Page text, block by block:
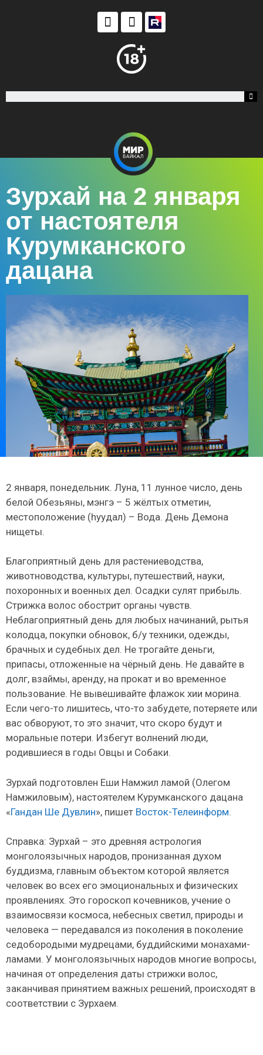
Зурхай на 2 января
от настоятеля
Курумканского
дацана
2 января, понедельник. Луна, 11 лунное число, день
белой Обезьяны, мэнгэ – 5 жёлтых отметин,
местоположение (hуудал) – Вода. День Демона
нищеты.
Благоприятный день для растениеводства,
животноводства, культуры, путешествий, науки,
похоронных и военных дел. Осадки сулят прибыль.
Стрижка волос обострит органы чувств.
Неблагоприятный день для любых начинаний, рытья
колодца, покупки обновок, б/у техники, одежды,
брачных и судебных дел. Не трогайте деньги,
припасы, отложенные на чёрный день. Не давайте в
долг, взаймы, аренду, на прокат и во временное
пользование. Не вывешивайте флажок хии морина.
Если чего-то лишитесь, что-то забудете, потеряете или
вас обворуют, то это значит, что скоро будут и
моральные потери. Избегут волнений люди,
родившиеся в годы Овцы и Собаки.
Зурхай подготовлен Еши Намжил ламой (Олегом
Намжиловым), настоятелем Курумканского дацана
«Гандан Ше Дувлин», пишет Восток-Телеинформ.
Справка: Зурхай – это древняя астрология
монголоязычных народов, пронизанная духом
буддизма, главным объектом которой является
человек во всех его эмоциональных и физических
проявлениях. Это гороскоп кочевников, учение о
взаимосвязи космоса, небесных светил, природы и
человека — передавался из поколения в поколение
седобородыми мудрецами, буддийскими монахами-
ламами. У монголоязычных народов многие вопросы,
начиная от определения даты стрижки волос,
заканчивая принятием важных решений, происходят в
соответствии с Зурхаем.